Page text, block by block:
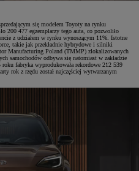
się modelem Toyoty na rynku
200 477 egzemplarzy tego auta, co pozwoliło
z udziałem w rynku wynoszącym 11%. Istotne
takie jak przekładnie hybrydowe i silniki
Manufacturing Poland (TMMP) zlokalizowanych
samochodów odbywa się natomiast w zakładzie
fabryka wyprodukowała rekordowe 212 539
rok z rzędu został najczęściej wytwarzanym